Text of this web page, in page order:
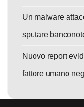
Un malware
sputare
Nuovo report
fattore umano